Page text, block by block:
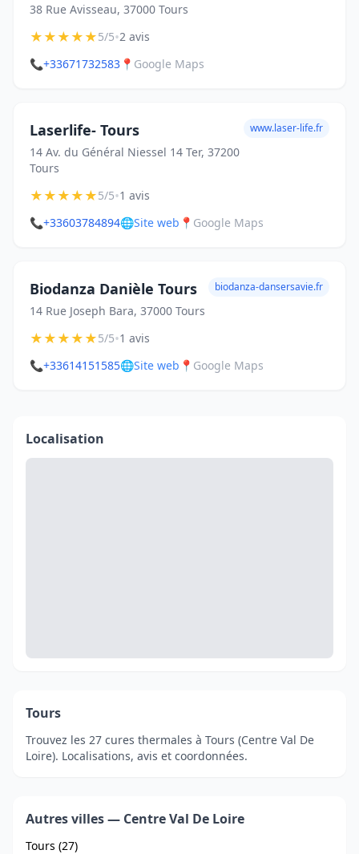
38 Rue Avisseau, 37000 Tours
★★★★★5/5•2 avis
📞+33671732583 📍 Google Maps
Laserlife- Tours
14 Av. du Général Niessel 14 Ter, 37200
Tours
www.laser-life.fr
★★★★★5/5•1 avis
📞+33603784894🌐Site web 📍 Google Maps
Biodanza Danièle Tours
14 Rue Joseph Bara, 37000 Tours
biodanza-dansersavie.fr
★★★★★5/5•1 avis
📞+33614151585🌐Site web 📍 Google Maps
Localisation
Tours
Trouvez les 27 cures thermales à Tours (Centre Val De
Loire). Localisations, avis et coordonnées.
Autres villes — Centre Val De Loire
Tours (27)